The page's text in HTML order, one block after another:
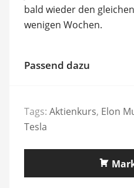
bald wieder den
wenigen Wochen.
Passend dazu
Tags: Aktienkurs, Elon
Tesla